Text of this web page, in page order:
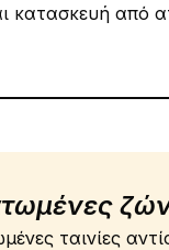
κατασκευή από
ταινίες